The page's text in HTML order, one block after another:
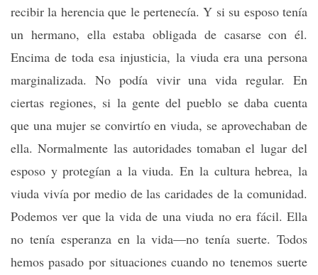
recibir la herencia que le pertenecía. Y si su esposo tenía
un hermano, ella estaba obligada de casarse con él.
Encima de toda esa injusticia, la viuda era una persona
marginalizada. No podía vivir una vida regular. En
ciertas regiones, si la gente del pueblo se daba cuenta
que una mujer se convirtío en viuda, se aprovechaban de
ella. Normalmente las autoridades tomaban el lugar del
esposo y protegían a la viuda. En la cultura hebrea, la
viuda vivía por medio de las caridades de la comunidad.
Podemos ver que la vida de una viuda no era fácil. Ella
no tenía esperanza en la vida—no tenía suerte. Todos
hemos pasado por situaciones cuando no tenemos suerte